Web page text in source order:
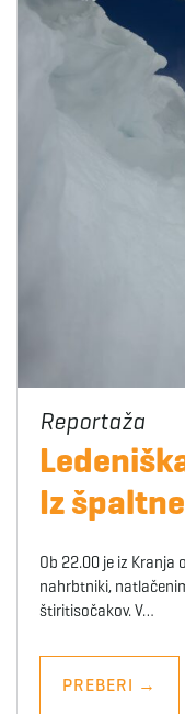
Iz špaltne
Ob 22.00 je iz Kranja
nahrbtniki,
štiritisočakov. V…
PREBERI →